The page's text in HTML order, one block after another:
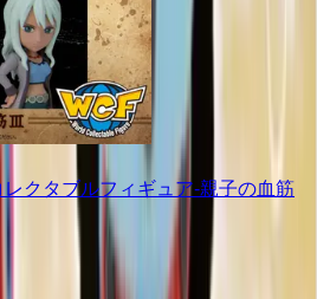
クタブルフィギュア-親子の血筋